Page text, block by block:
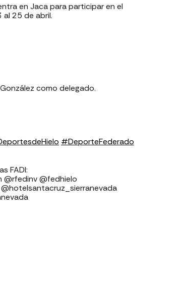
en Jaca para participar en el
25 de abril.
como delegado.
#DeporteFederado
FADI:
@fedhielo